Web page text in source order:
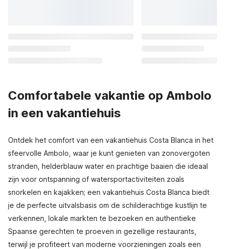
Comfortabele vakantie op Ambolo
in een vakantiehuis
Ontdek het comfort van een vakantiehuis Costa Blanca in het
sfeervolle Ambolo, waar je kunt genieten van zonovergoten
stranden, helderblauw water en prachtige baaien die ideaal
zijn voor ontspanning of watersportactiviteiten zoals
snorkelen en kajakken; een vakantiehuis Costa Blanca biedt
je de perfecte uitvalsbasis om de schilderachtige kustlijn te
verkennen, lokale markten te bezoeken en authentieke
Spaanse gerechten te proeven in gezellige restaurants,
terwijl je profiteert van moderne voorzieningen zoals een